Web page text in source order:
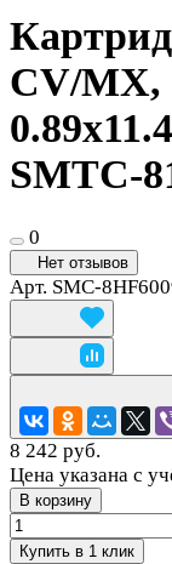
СV/MX,
SMTC-
0
Нет отзывов
Арт. SMC-
8 242 руб.
Цена указана с
В корзину
Купить в 1 клик